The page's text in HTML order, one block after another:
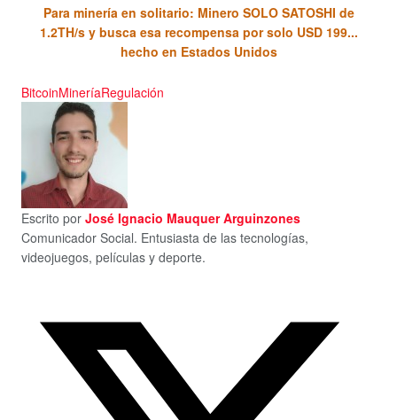
Para minería en solitario: Minero SOLO SATOSHI de
1.2TH/s y busca esa recompensa por solo USD 199...
hecho en Estados Unidos
BitcoinMineríaRegulación
Escrito por José Ignacio Mauquer Arguinzones
Comunicador Social. Entusiasta de las tecnologías,
videojuegos, películas y deporte.